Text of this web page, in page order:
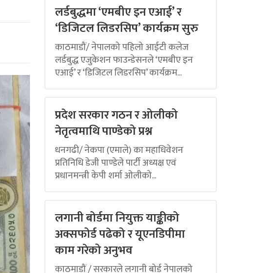
लर्डबुद्धमा ‘एमबीए इन एआई’ र
‘डिजिटल लिडरसिप’ कार्यक्रम सुरु
काठमाडौं/ नेपालको पहिलो आईटी कलेज
लर्डबुद्ध एजुकेशन फाउन्डेसनले ‘एमबीए इन
एआई’ र ‘डिजिटल लिडरसिप’ कार्यक्रम...
प्रदेश सरकार गठन र ओलीको
नेतृत्वमाथि पाण्डेको प्रश्न
धनगढी/ नेकपा (एमाले) का महाधिवेशन
प्रतिनिधि डेजी पाण्डेले पार्टी अध्यक्ष एवं
प्रधानमन्त्री केपी शर्मा ओलीको...
लगानी बोर्डमा नियुक्त याङ्कीको
अक्सफोर्ड पढेको र यूएनडिपीमा
काम गरेको अनुभव
काठमाडौं / सरकारले लगानी बोर्ड नेपालको